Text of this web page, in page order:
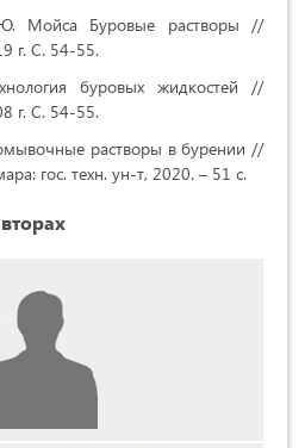
Мойса Буровые растворы //
г. С. 54-55.
буровых жидкостей //
г. С. 54-55.
растворы в бурении //
гос. техн. ун-т, 2020. – 51 с.